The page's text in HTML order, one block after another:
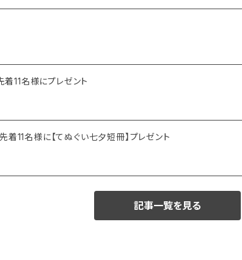
11名様にプレゼント
11名様に【てぬぐい七夕短冊】プレゼント
記事一覧を見る